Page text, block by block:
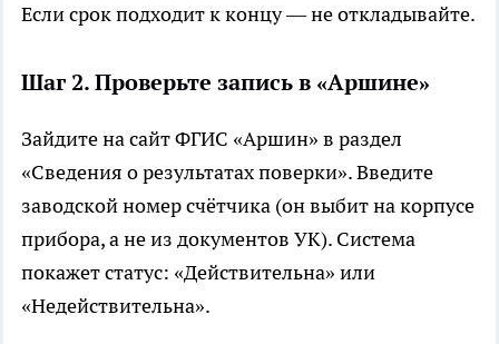
Если срок подходит к концу — не откладывайте.
Шаг 2. Проверьте запись в «Аршине»
Зайдите на сайт ФГИС «Аршин» в раздел
«Сведения о результатах поверки». Введите
заводской номер счётчика (он выбит на корпусе
прибора, а не из документов УК). Система
покажет статус: «Действительна» или
«Недействительна».